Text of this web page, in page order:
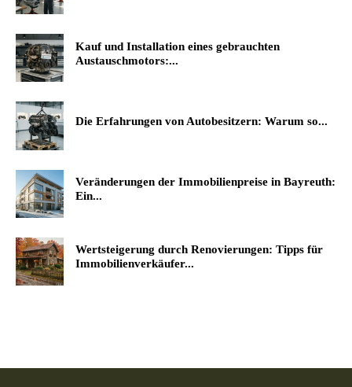
Kauf und Installation eines gebrauchten
Austauschmotors:...
Die Erfahrungen von Autobesitzern: Warum so...
Veränderungen der Immobilienpreise in Bayreuth:
Ein...
Wertsteigerung durch Renovierungen: Tipps für
Immobilienverkäufer...